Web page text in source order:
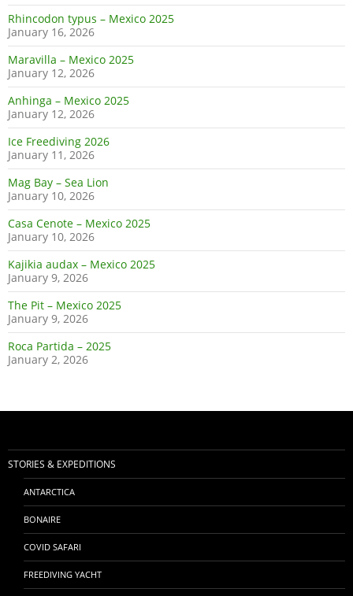
Rhincodon typus – Mexico 2025
January 16, 2026
Maravilla – Mexico 2025
January 12, 2026
Anhinga – Mexico 2025
January 12, 2026
Ice Freediving 2026
January 11, 2026
Mag Bay – Sea Lion
January 10, 2026
Casa Cenote – Mexico 2025
January 10, 2026
Kajikia audax – Mexico 2025
January 9, 2026
The Pit – Mexico 2025
January 9, 2026
Roca Partida – 2025
January 2, 2026
STORIES & EXPEDITIONS
ANTARCTICA
BONAIRE
COVID SAFARI
FREEDIVING YACHT